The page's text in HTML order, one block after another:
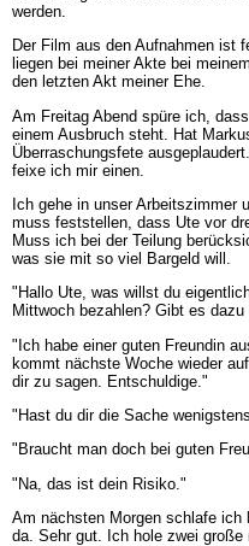
werden.
Der Film aus den Aufnahmen ist
liegen bei meiner Akte bei
den letzten Akt meiner Ehe.
Am Freitag Abend spüre ich,
einem Ausbruch steht. Hat
Überraschungsfete
feixe ich mir einen.
Ich gehe in unser Arbeitszimmer
muss feststellen, dass Ute vor
Muss ich bei der Teilung
was sie mit so viel Bargeld will.
"Hallo Ute, was willst du
Mittwoch bezahlen? Gibt es
"Ich habe einer guten Freundin
kommt nächste Woche wieder
dir zu sagen. Entschuldige."
"Hast du dir die Sache
"Braucht man doch bei guten
"Na, das ist dein Risiko."
Am nächsten Morgen schlafe
da. Sehr gut. Ich hole zwei